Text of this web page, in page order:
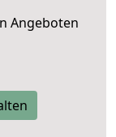
Angeboten